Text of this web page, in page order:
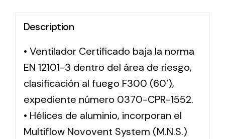
Description
• Ventilador Certificado baja la norma
EN 12101-3 dentro del área de riesgo,
clasificación al fuego F300 (60′),
expediente número 0370-CPR-1552.
• Hélices de aluminio, incorporan el
Multiflow Novovent System (M.N.S.)